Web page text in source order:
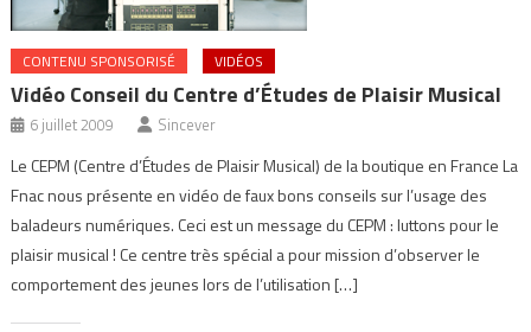
CONTENU SPONSORISÉ VIDÉOS
Vidéo Conseil du Centre d’Études de Plaisir Musical
6 juillet 2009 Sincever
Le CEPM (Centre d’Études de Plaisir Musical) de la boutique en France La
Fnac nous présente en vidéo de faux bons conseils sur l’usage des
baladeurs numériques. Ceci est un message du CEPM : luttons pour le
plaisir musical ! Ce centre très spécial a pour mission d’observer le
comportement des jeunes lors de l’utilisation […]